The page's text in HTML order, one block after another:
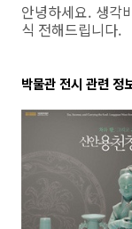
안녕하세요. 생각
식 전해드립니다.
박물관 전시 관련 정